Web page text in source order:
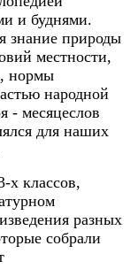
и буднями.
знание природы
местности,
нормы
народной
- месяцеслов
для наших
х классов,
разных
собрали